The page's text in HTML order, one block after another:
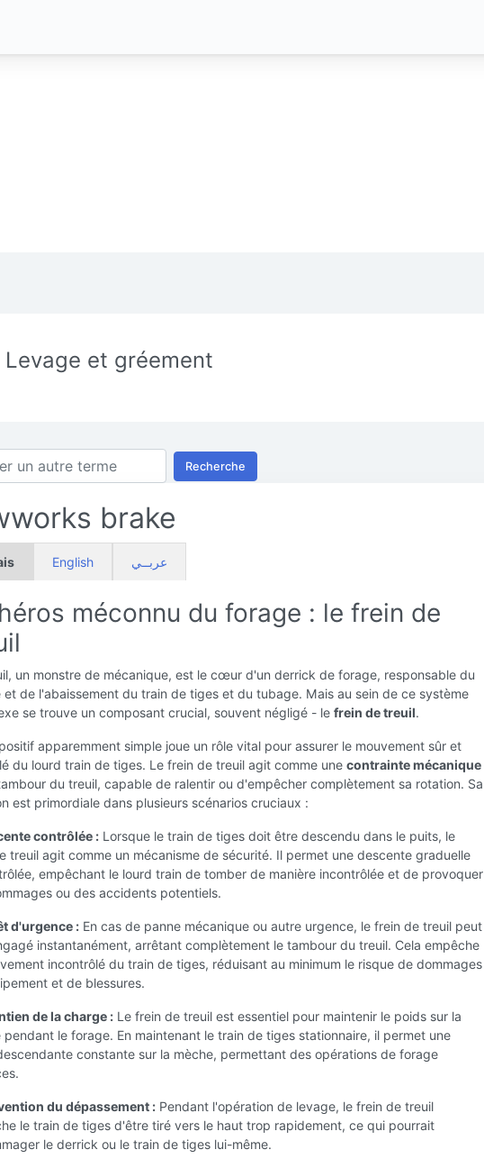
Levage et gréement
Recherche
brake
English عربــي
méconnu du forage : le frein de
un monstre de mécanique, est le cœur d'un derrick de forage, responsable du
et de l'abaissement du train de tiges et du tubage. Mais au sein de ce système
se trouve un composant crucial, souvent négligé - le frein de treuil.
apparemment simple joue un rôle vital pour assurer le mouvement sûr et
du lourd train de tiges. Le frein de treuil agit comme une contrainte mécanique
du treuil, capable de ralentir ou d'empêcher complètement sa rotation. Sa
est primordiale dans plusieurs scénarios cruciaux :
contrôlée : Lorsque le train de tiges doit être descendu dans le puits, le
treuil agit comme un mécanisme de sécurité. Il permet une descente graduelle
empêchant le lourd train de tomber de manière incontrôlée et de provoquer
ou des accidents potentiels.
d'urgence : En cas de panne mécanique ou autre urgence, le frein de treuil peut
instantanément, arrêtant complètement le tambour du treuil. Cela empêche
incontrôlé du train de tiges, réduisant au minimum le risque de dommages
et de blessures.
de la charge : Le frein de treuil est essentiel pour maintenir le poids sur la
pendant le forage. En maintenant le train de tiges stationnaire, il permet une
constante sur la mèche, permettant des opérations de forage
du dépassement : Pendant l'opération de levage, le frein de treuil
le train de tiges d'être tiré vers le haut trop rapidement, ce qui pourrait
le derrick ou le train de tiges lui-même.